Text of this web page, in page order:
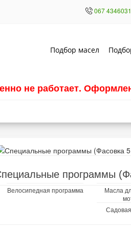
067 4346031
Подбор масел
не работает.
программы
Велосипедная программа
Масла